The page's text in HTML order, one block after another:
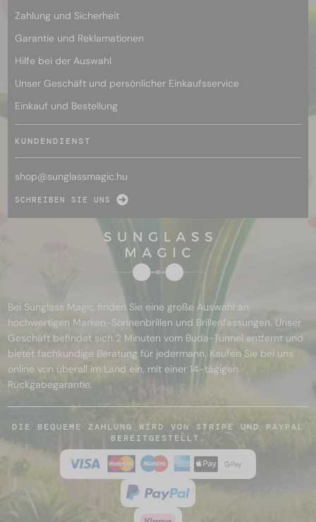
Zahlung und Sicherheit
Garantie und Reklamationen
Hilfe bei der Auswahl
Unser Geschäft und persönlicher Einkaufsservice
Einkauf und Bestellung
KUNDENDIENST
shop@sunglassmagic.hu
SCHREIBEN SIE UNS
Bei Sunglass Magic finden Sie eine große Auswahl an
hochwertigen Marken-Sonnenbrillen und Brillenfassungen. Unser
Geschäft befindet sich 2 Minuten vom Buda-Tunnel entfernt und
bietet fachkundige Beratung für jedermann. Kaufen Sie bei uns
online von überall im Land ein, mit einer 14-tägigen
Rückgabegarantie.
DIE BEQUEME ZAHLUNG WIRD VON STRIPE UND PAYPAL
BEREITGESTELLT.